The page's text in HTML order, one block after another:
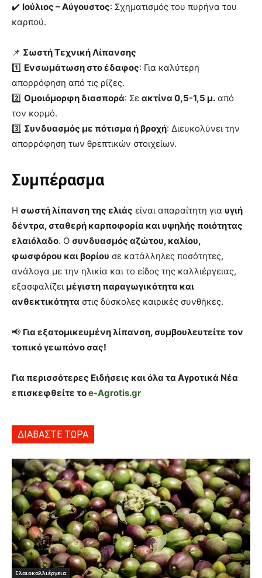
✔️ Ιούλιος – Αύγουστος: Σχηματισμός του πυρήνα του
καρπού.
📌 Σωστή Τεχνική Λίπανσης
1️⃣ Ενσωμάτωση στο έδαφος: Για καλύτερη
απορρόφηση από τις ρίζες.
2️⃣ Ομοιόμορφη διασπορά: Σε ακτίνα 0,5-1,5 μ. από
τον κορμό.
3️⃣ Συνδυασμός με πότισμα ή βροχή: Διευκολύνει την
απορρόφηση των θρεπτικών στοιχείων.
Συμπέρασμα
Η σωστή λίπανση της ελιάς είναι απαραίτητη για υγιή
δέντρα, σταθερή καρποφορία και υψηλής ποιότητας
ελαιόλαδο. Ο συνδυασμός αζώτου, καλίου,
φωσφόρου και βορίου σε κατάλληλες ποσότητες,
ανάλογα με την ηλικία και το είδος της καλλιέργειας,
εξασφαλίζει μέγιστη παραγωγικότητα και
ανθεκτικότητα στις δύσκολες καιρικές συνθήκες.
📢 Για εξατομικευμένη λίπανση, συμβουλευτείτε τον
τοπικό γεωπόνο σας!
Για περισσότερες Ειδήσεις και όλα τα Αγροτικά Νέα
επισκεφθείτε τοe-Agrotis.gr
ΔΙΑΒΑΣΤΕ ΤΩΡΑ
Ελαιοκαλλιέργεια